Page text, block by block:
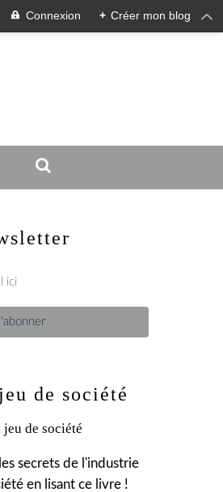
Connexion + Créer mon blog
de société
secrets de l'industrie
en lisant ce livre !